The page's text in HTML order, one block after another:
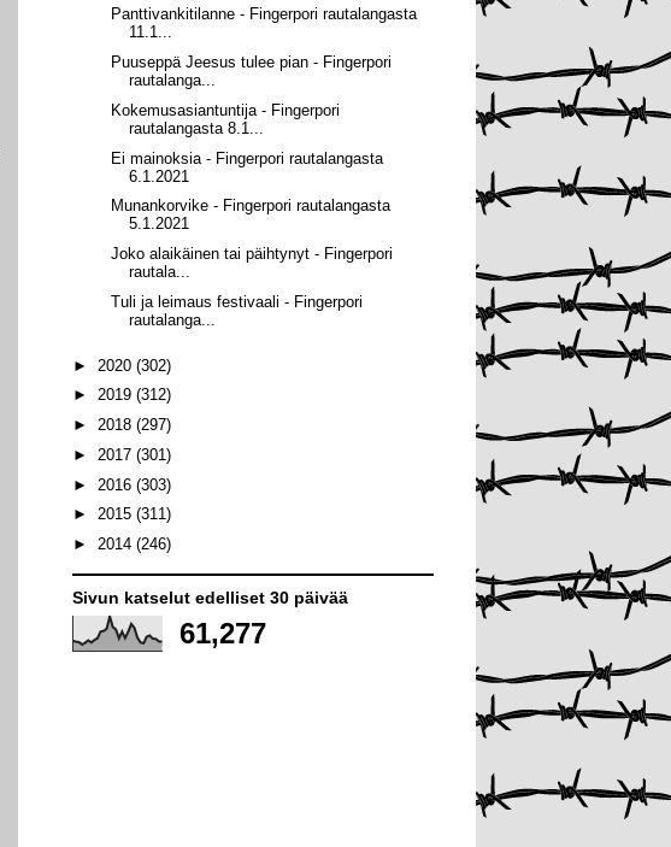
Panttivankitilanne - Fingerpori rautalangasta
11.1...
Puuseppä Jeesus tulee pian - Fingerpori
rautalanga...
Kokemusasiantuntija - Fingerpori
rautalangasta 8.1...
Ei mainoksia - Fingerpori rautalangasta
6.1.2021
Munankorvike - Fingerpori rautalangasta
5.1.2021
Joko alaikäinen tai päihtynyt - Fingerpori
rautala...
Tuli ja leimaus festivaali - Fingerpori
rautalanga...
► 2020 (302)
► 2019 (312)
► 2018 (297)
► 2017 (301)
► 2016 (303)
► 2015 (311)
► 2014 (246)
Sivun katselut edelliset 30 päivää
61,277